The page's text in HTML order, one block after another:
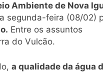
Ambiente de Nova
segunda-feira (08/02)
Entre os assuntos
do Vulcão.
a qualidade da água